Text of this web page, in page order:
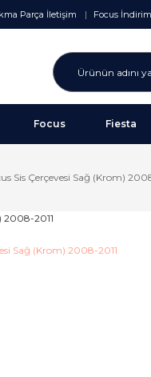
Parça İletişim Focus
Focus Fiesta
Sis Çerçevesi Sağ (Krom)